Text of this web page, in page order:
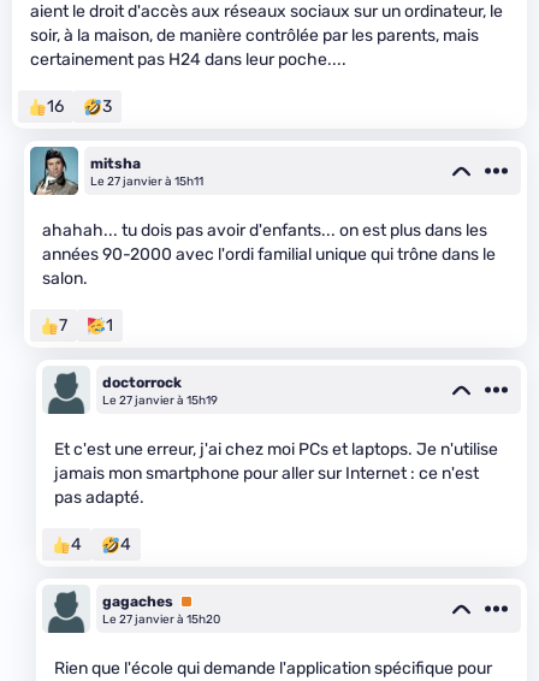
aient le droit d'accès aux réseaux sociaux sur un ordinateur, le
soir, à la maison, de manière contrôlée par les parents, mais
certainement pas H24 dans leur poche....
16 3
mitsha
Le 27 janvier à 15h11
ahahah... tu dois pas avoir d'enfants... on est plus dans les
années 90-2000 avec l'ordi familial unique qui trône dans le
salon.
7 1
doctorrock
Le 27 janvier à 15h19
Et c'est une erreur, j'ai chez moi PCs et laptops. Je n'utilise
jamais mon smartphone pour aller sur Internet : ce n'est
pas adapté.
4 4
gagaches Premium
Le 27 janvier à 15h20
Rien que l'école qui demande l'application spécifique pour